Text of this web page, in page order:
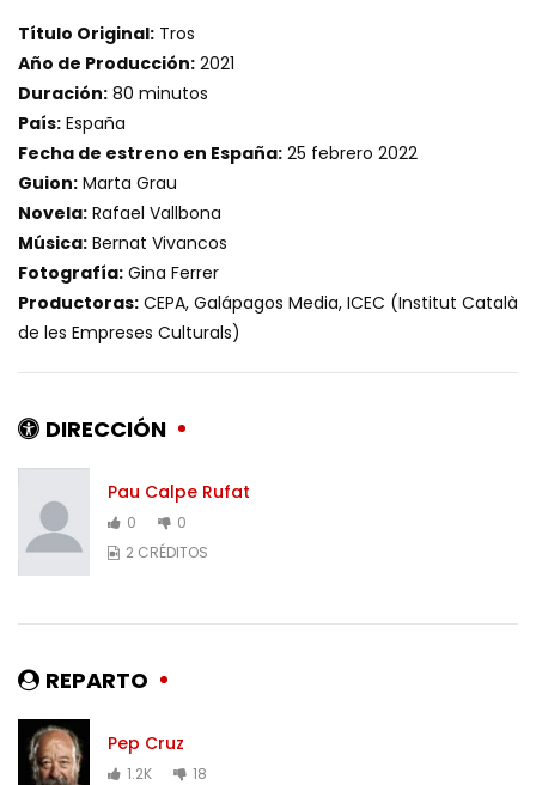
Título Original: Tros
Año de Producción: 2021
Duración: 80 minutos
País: España
Fecha de estreno en España: 25 febrero 2022
Guion: Marta Grau
Novela: Rafael Vallbona
Música: Bernat Vivancos
Fotografía: Gina Ferrer
Productoras: CEPA, Galápagos Media, ICEC (Institut Català
de les Empreses Culturals)
DIRECCIÓN
Pau Calpe Rufat
0
0
2 CRÉDITOS
REPARTO
Pep Cruz
1.2K
18